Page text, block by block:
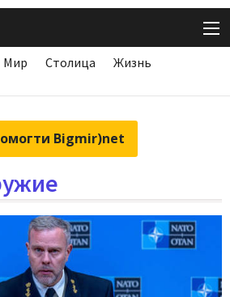
Мир Столица
Жизнь
Bigmir)net